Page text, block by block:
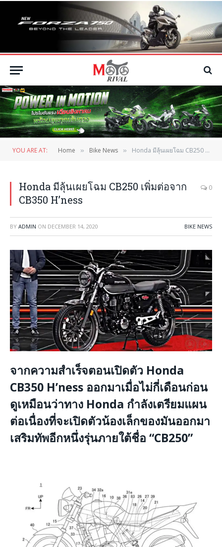
YOU ARE AT: Home » Bike News » Honda มีลุ้นเผยโฉม CB250 เพิ่มต่อจาก CB350 H’ness
Honda มีลุ้นเผยโฉม CB250 เพิ่มต่อจาก
CB350 H’ness
0
BY ADMIN ON DECEMBER 14, 2020 BIKE NEWS
จากความสำเร็จตอนเปิดตัว Honda
CB350 H’ness ออกมาเมื่อไม่กี่เดือนก่อน
ดูเหมือนว่าทาง Honda กำลังเตรียมแผน
ต่อเนื่องที่จะเปิดตัวน้องเล็กของมันออกมา
เสริมทัพอีกหนึ่งรุ่นภายใต้ชื่อ “CB250”